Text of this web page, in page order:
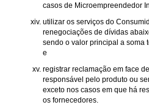
casos de Microempreendedor
utilizar os serviços do
renegociações de dívidas
sendo o valor principal a soma
e
registrar reclamação em face
responsável pelo produto ou
exceto nos casos em que há
os fornecedores.